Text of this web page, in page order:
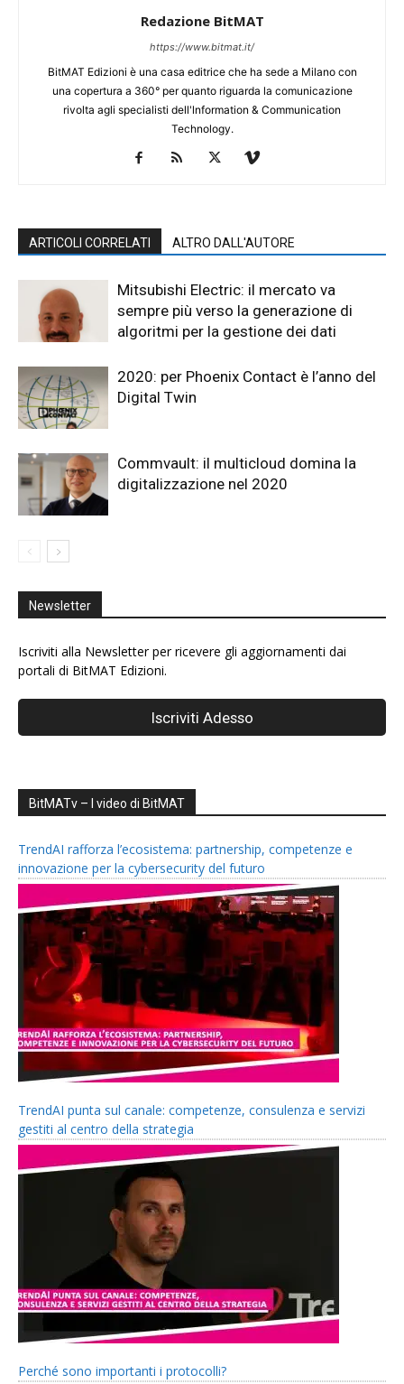
Redazione BitMAT
https://www.bitmat.it/
BitMAT Edizioni è una casa editrice che ha sede a Milano con
una copertura a 360° per quanto riguarda la comunicazione
rivolta agli specialisti dell'lnformation & Communication
Technology.
ARTICOLI CORRELATI ALTRO DALL'AUTORE
Mitsubishi Electric: il mercato va
sempre più verso la generazione di
algoritmi per la gestione dei dati
2020: per Phoenix Contact è l’anno del
Digital Twin
Commvault: il multicloud domina la
digitalizzazione nel 2020
Newsletter
Iscriviti alla Newsletter per ricevere gli aggiornamenti dai
portali di BitMAT Edizioni.
BitMATv – I video di BitMAT
TrendAI rafforza l’ecosistema: partnership, competenze e
innovazione per la cybersecurity del futuro
TrendAI punta sul canale: competenze, consulenza e servizi
gestiti al centro della strategia
Perché sono importanti i protocolli?